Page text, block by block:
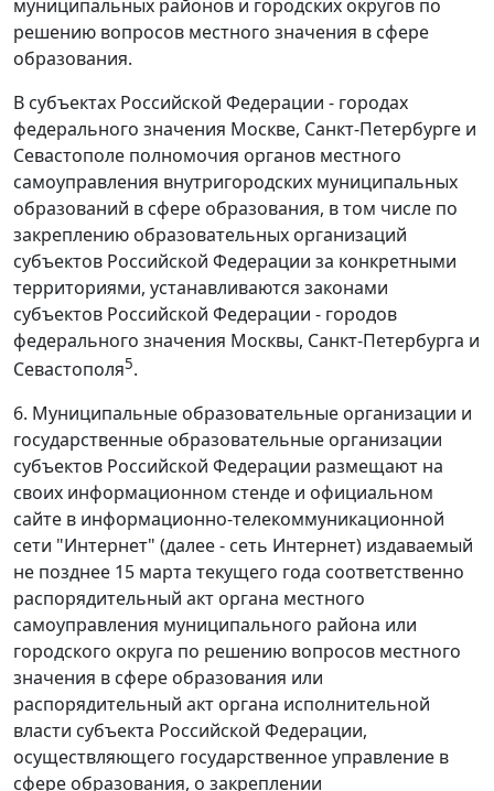
муниципальных районов и городских округов по
решению вопросов местного значения в сфере
образования.
В субъектах Российской Федерации - городах
федерального значения Москве, Санкт-Петербурге и
Севастополе полномочия органов местного
самоуправления внутригородских муниципальных
образований в сфере образования, в том числе по
закреплению образовательных организаций
субъектов Российской Федерации за конкретными
территориями, устанавливаются законами
субъектов Российской Федерации - городов
федерального значения Москвы, Санкт-Петербурга и
Севастополя5.
6. Муниципальные образовательные организации и
государственные образовательные организации
субъектов Российской Федерации размещают на
своих информационном стенде и официальном
сайте в информационно-телекоммуникационной
сети "Интернет" (далее - сеть Интернет) издаваемый
не позднее 15 марта текущего года соответственно
распорядительный акт органа местного
самоуправления муниципального района или
городского округа по решению вопросов местного
значения в сфере образования или
распорядительный акт органа исполнительной
власти субъекта Российской Федерации,
осуществляющего государственное управление в
сфере образования, о закреплении